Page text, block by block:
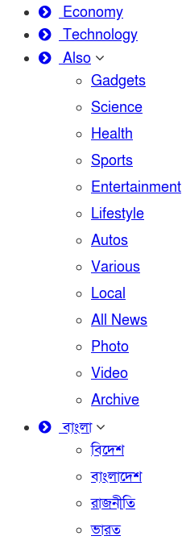
Economy
Technology
Also
Gadgets
Science
Health
Sports
Entertainment
Lifestyle
Autos
Various
Local
All News
Photo
Video
Archive
বাংলা
বিদেশ
বাংলাদেশ
রাজনীতি
ভারত